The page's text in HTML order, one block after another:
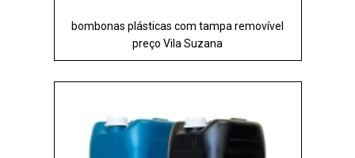
bombonas plásticas com tampa removível
preço Vila Suzana